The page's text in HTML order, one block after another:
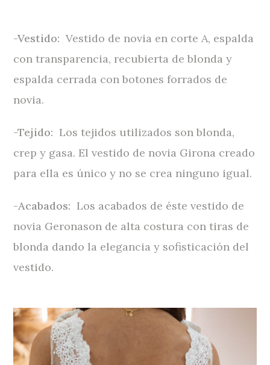
-Vestido: Vestido de novia en corte A, espalda
con transparencia, recubierta de blonda y
espalda cerrada con botones forrados de
novia.
-Tejido: Los tejidos utilizados son blonda,
crep y gasa. El vestido de novia Girona creado
para ella es único y no se crea ninguno igual.
-Acabados: Los acabados de éste vestido de
novia Geronason de alta costura con tiras de
blonda dando la elegancia y sofisticación del
vestido.